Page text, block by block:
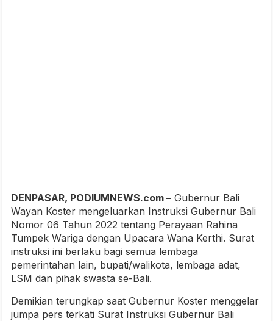
DENPASAR, PODIUMNEWS.com – Gubernur Bali
Wayan Koster mengeluarkan Instruksi Gubernur Bali
Nomor 06 Tahun 2022 tentang Perayaan Rahina
Tumpek Wariga dengan Upacara Wana Kerthi. Surat
instruksi ini berlaku bagi semua lembaga
pemerintahan lain, bupati/walikota, lembaga adat,
LSM dan pihak swasta se-Bali.
Demikian terungkap saat Gubernur Koster menggelar
jumpa pers terkati Surat Instruksi Gubernur Bali